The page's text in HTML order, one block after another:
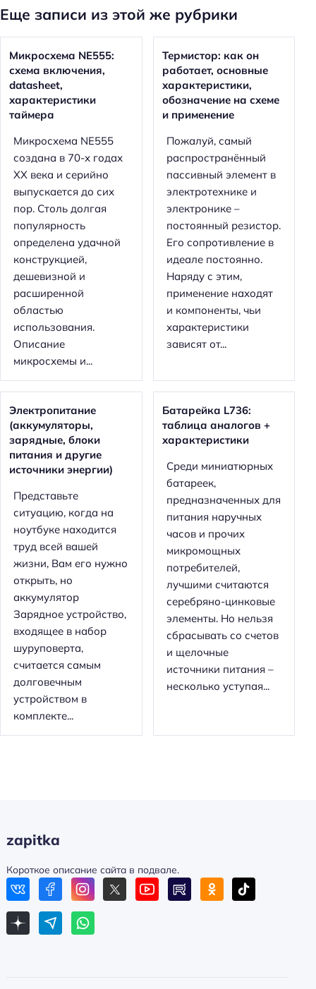
Еще записи из этой же рубрики
Микросхема NE555:
схема включения,
datasheet,
характеристики
таймера
Микросхема NE555
создана в 70-х годах
XX века и серийно
выпускается до сих
пор. Столь долгая
популярность
определена удачной
конструкцией,
дешевизной и
расширенной
областью
использования.
Описание
микросхемы и...
Термистор: как он
работает, основные
характеристики,
обозначение на схеме
и применение
Пожалуй, самый
распространённый
пассивный элемент в
электротехнике и
электронике –
постоянный резистор.
Его сопротивление в
идеале постоянно.
Наряду с этим,
применение находят
и компоненты, чьи
характеристики
зависят от...
Электропитание
(аккумуляторы,
зарядные, блоки
питания и другие
источники энергии)
Представьте
ситуацию, когда на
ноутбуке находится
труд всей вашей
жизни, Вам его нужно
открыть, но
аккумулятор
Зарядное устройство,
входящее в набор
шуруповерта,
считается самым
долговечным
устройством в
комплекте...
Батарейка L736:
таблица аналогов +
характеристики
Среди миниатюрных
батареек,
предназначенных для
питания наручных
часов и прочих
микромощных
потребителей,
лучшими считаются
серебряно-цинковые
элементы. Но нельзя
сбрасывать со счетов
и щелочные
источники питания –
несколько уступая...
zapitka
Короткое описание сайта в подвале.